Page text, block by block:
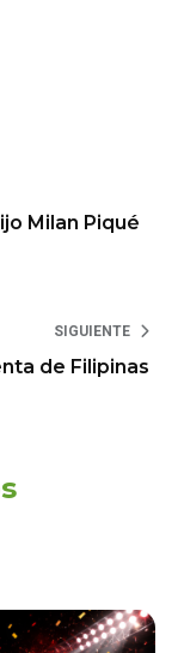
Milan Piqué
SIGUIENTE
de Filipinas